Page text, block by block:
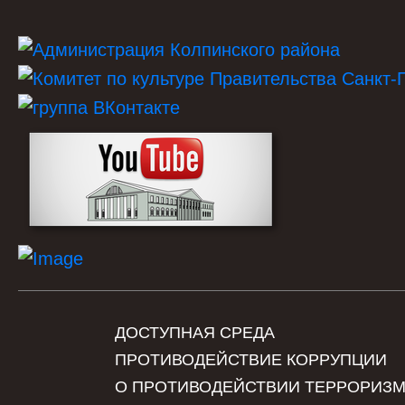
ДОСТУПНАЯ СРЕДА
ПРОТИВОДЕЙСТВИЕ КОРРУПЦИИ
О ПРОТИВОДЕЙСТВИИ